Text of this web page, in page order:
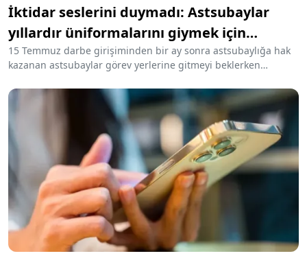
İktidar seslerini duymadı: Astsubaylar
yıllardır üniformalarını giymek için
bekliyor
15 Temmuz darbe girişiminden bir ay sonra astsubaylığa hak
kazanan astsubaylar görev yerlerine gitmeyi beklerken